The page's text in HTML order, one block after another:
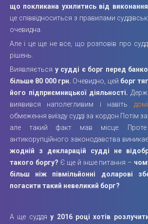
що покликана ухилитись від
це співвідноситься з правилами
очевидна.
Але і це ще не все, що розповів про
рішень.
Виявляється у судді є борг перед
більше 80 000 грн. Очевидно, цей борг
його підприємницької діяльності.
виявився наполегливим і навіть
обмеження виїзду судді за кордон Потім
але такий факт мав місце.
антикорупційного законодавства
жодній з декларацій судді не
такого боргу? Є ще й інше питання –
більш ніж півмільйонні доларові
погасити такий невеликий борг?
А ще суддяу 2016 році хотів